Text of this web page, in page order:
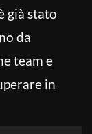
già stato
da
team e
in